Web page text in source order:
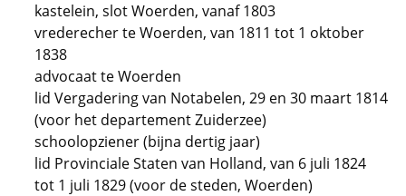
kastelein, slot Woerden, vanaf 1803
vrederecher te Woerden, van 1811 tot 1 oktober
1838
advocaat te Woerden
lid Vergadering van Notabelen, 29 en 30 maart 1814
(voor het departement Zuiderzee)
schoolopziener (bijna dertig jaar)
lid Provinciale Staten van Holland, van 6 juli 1824
tot 1 juli 1829 (voor de steden, Woerden)